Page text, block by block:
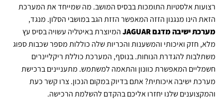
רצועות אלסטיות התומכות בבסיס המושב. מה שמייחד את המערכת
הזאת הינו מנגנון הזזה המאפשר הזזת הגב במושבי הסלון. מנגד,
מערכת ישיבה מדגם JAGUAR
המיוצרת באיטליה עשויה בסיס עץ
מלא, חזק ואיכותי והמשענות והכריות שלה כוללות מספר שכבות ספוג
משתלבות להגדרת הנוחות. בנוסף, המערכת כוללת ריקליינרים
חשמליים המאפשרת כוונון והתאמה למשתמש. מתעניינים ברכישת
מערכת ישיבה איכותית? אתם בדיוק במקום הנכון. צרו קשר כעת
והמקצוענים שלנו יחזרו אליכם בהקדם להשלמת הרכישה.